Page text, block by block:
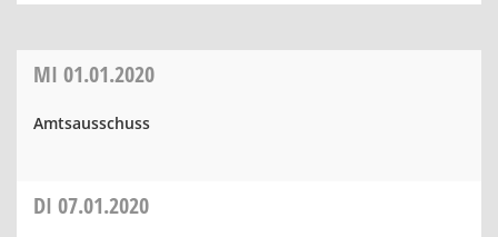
MI 01.01.2020
Amtsausschuss
DI 07.01.2020